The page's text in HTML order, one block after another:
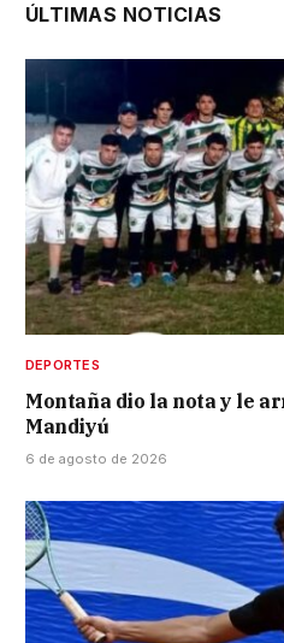
ÚLTIMAS NOTICIAS
DEPORTES
Montaña dio la nota y le
Mandiyú
6 de agosto de 2026